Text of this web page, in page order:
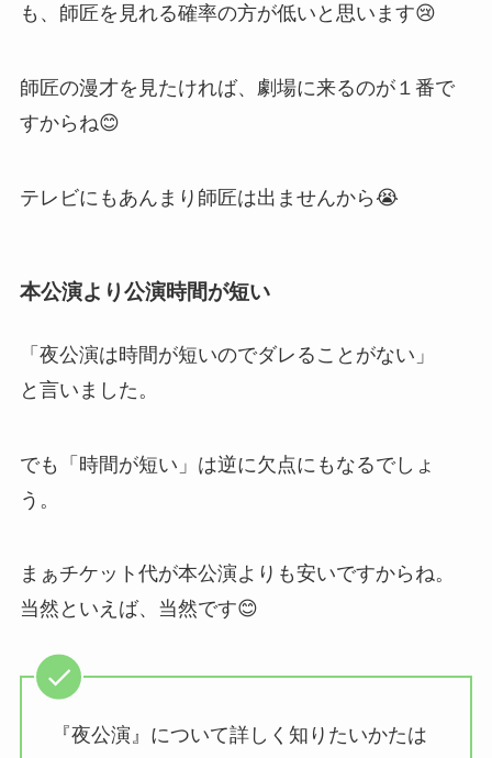
も、師匠を見れる確率の方が低いと思います😢
師匠の漫才を見たければ、劇場に来るのが１番で
すからね😊
テレビにもあんまり師匠は出ませんから😭
本公演より公演時間が短い
「夜公演は時間が短いのでダレることがない」
と言いました。
でも「時間が短い」は逆に欠点にもなるでしょ
う。
まぁチケット代が本公演よりも安いですからね。
当然といえば、当然です😊
『夜公演』について詳しく知りたいかたは